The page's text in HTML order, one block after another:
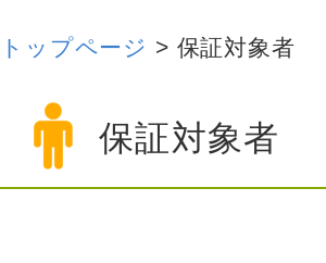
トップページ > 保証対象者
保証対象者